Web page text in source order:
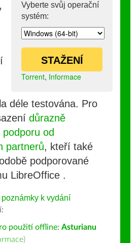
Vyberte svůj operační
systém:
STAŽENÍ
Torrent, Informace
déle testována. Pro
důrazně
od
partnerů, kteří také
podporované
LibreOffice .
k vydání
použití offline: Asturianu
)